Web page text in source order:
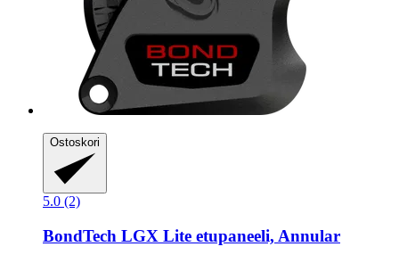
Ostoskori
5.0 (2)
BondTech LGX Lite etupaneeli, Annular